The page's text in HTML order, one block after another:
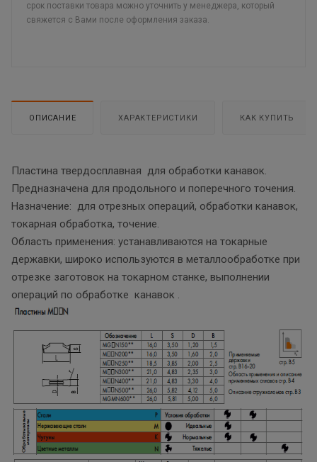
срок поставки товара можно уточнить у менеджера, который
свяжется с Вами после оформления заказа.
ОПИСАНИЕ ХАРАКТЕРИСТИКИ КАК КУПИТЬ
Пластина твердосплавная для обработки канавок.
Предназначена для продольного и поперечного точения.
Назначение: для отрезных операций, обработки канавок,
токарная обработка, точение.
Область применения: устанавливаются на токарные
державки, широко используются в металлообработке при
отрезке заготовок на токарном станке, выполнении
операций по обработке канавок .